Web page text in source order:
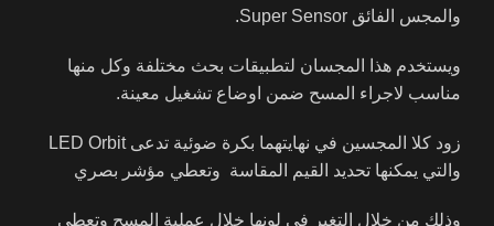
والمجس الفائق Super Sensor.
ويستخدم هذا المجسان لتطبيقات بحث مختلفة وكل منها
مناسب لاجراء المسح ضمن اوضاع تشغيل معينة.
زود كلا المجسين في نهايتهما بكرة ضوئية تدعى LED Orbit
والتي يمكنها تحديد القيم المقاسة وتعطي مؤشر بصري
وذلك من خلال التغير في لونها خلال عملية المسح وتعطي